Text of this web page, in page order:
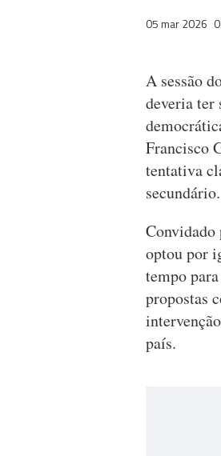
05 mar 2026
A sessão
deveria ter
Francisco
tentativa
secundário.
Convidado
optou por
tempo
propostas
país.